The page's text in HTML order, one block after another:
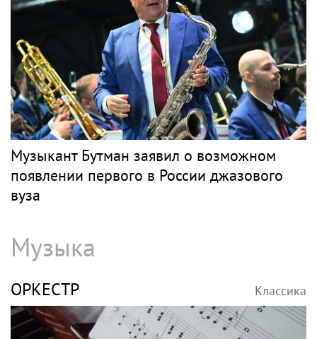
Музыкант Бутман заявил о возможном
появлении первого в России джазового
вуза
Музыка
ОРКЕСТР Классика